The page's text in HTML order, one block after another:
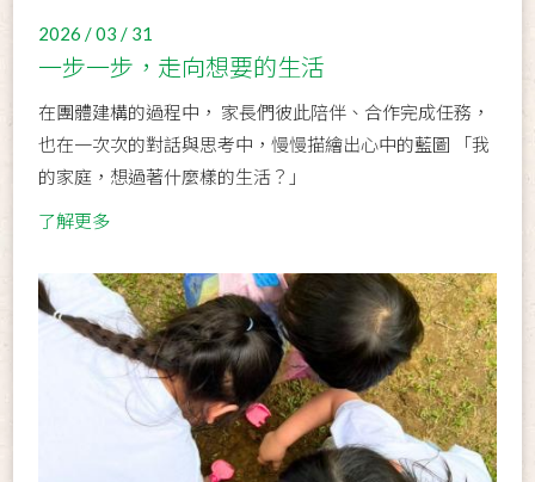
2026 / 03 / 31
一步一步，走向想要的生活
在團體建構的過程中， 家長們彼此陪伴、合作完成任務，
也在一次次的對話與思考中，慢慢描繪出心中的藍圖 「我
的家庭，想過著什麼樣的生活？」
了解更多